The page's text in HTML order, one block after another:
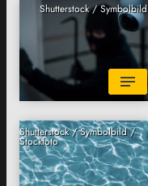
Shutterstock / Symbolbild
Shutterstock / Symbolbild /
Stockfoto